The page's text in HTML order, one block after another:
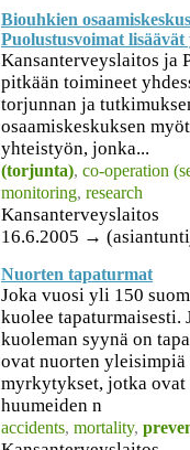
Biouhkien
Puolustusvoimat lisäävät
Kansanterveyslaitos ja
pitkään toimineet
torjunnan ja
osaamiskeskuksen
yhteistyön, jonka...
(torjunta), co-operation
monitoring, research
Kansanterveyslaitos
16.6.2005 →
Nuorten tapaturmat
Joka vuosi yli 150
kuolee tapaturmaisesti.
kuoleman syynä on
ovat nuorten
myrkytykset, jotka ovat
huumeiden n
accidents, mortality,